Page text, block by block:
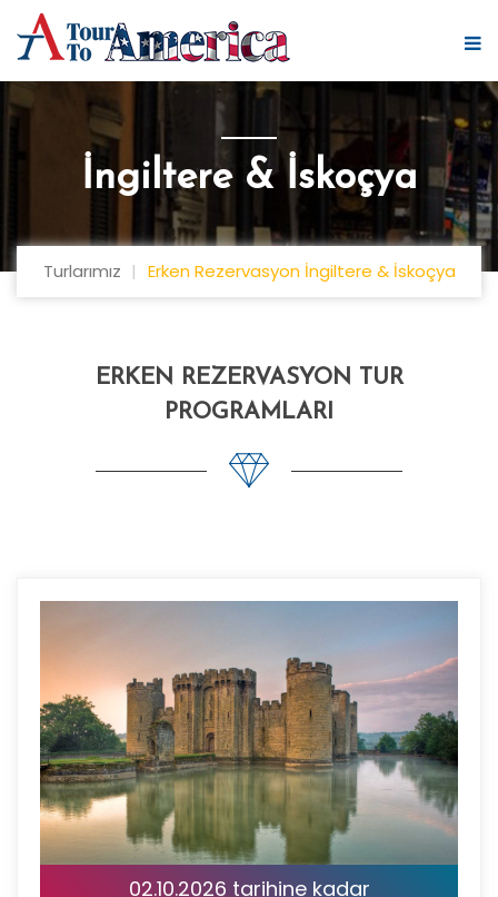
İngiltere & İskoçya
Turlarımız Erken Rezervasyon İngiltere & İskoçya
ERKEN REZERVASYON TUR
PROGRAMLARI
02.10.2026 tarihine kadar